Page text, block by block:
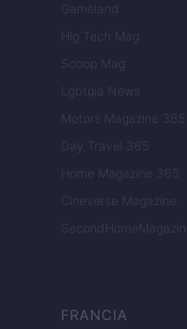
Gameland
Hig Tech Mag
Scoop Mag
Lgbtqia News
Motors Magazine 365
Day Travel 365
Home Magazine 365
Cineverse Magazine
SecondHomeMagazine
FRANCIA